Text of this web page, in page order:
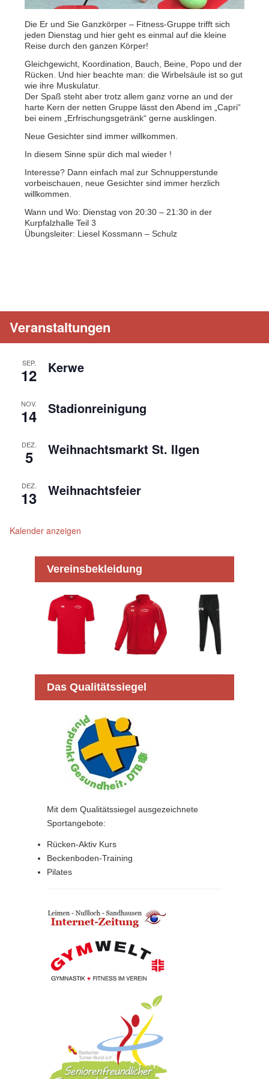
Die Er und Sie Ganzkörper – Fitness-Gruppe trifft sich
jeden Dienstag und hier geht es einmal auf die kleine
Reise durch den ganzen Körper!
Gleichgewicht, Koordination, Bauch, Beine, Popo und der
Rücken. Und hier beachte man: die Wirbelsäule ist so gut
wie ihre Muskulatur.
Der Spaß steht aber trotz allem ganz vorne an und der
harte Kern der netten Gruppe lässt den Abend im „Capri“
bei einem „Erfrischungsgetränk“ gerne ausklingen.
Neue Gesichter sind immer willkommen.
In diesem Sinne spür dich mal wieder !
Interesse? Dann einfach mal zur Schnupperstunde
vorbeischauen, neue Gesichter sind immer herzlich
willkommen.
Wann und Wo: Dienstag von 20:30 – 21:30 in der
Kurpfalzhalle Teil 3
Übungsleiter: Liesel Kossmann – Schulz
Veranstaltungen
SEP.
12 Kerwe
NOV.
14 Stadionreinigung
DEZ.
5 Weihnachtsmarkt St. Ilgen
DEZ.
13 Weihnachtsfeier
Kalender anzeigen
Vereinsbekleidung
Das Qualitätssiegel
Mit dem Qualitätssiegel ausgezeichnete
Sportangebote:
Rücken-Aktiv Kurs
Beckenboden-Training
Pilates